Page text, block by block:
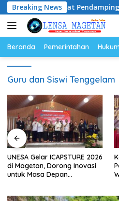
Langsung
ke
konten
Breaking News
Siap Perkuat Pendampingan
Beranda Pemerintahan
Guru dan Siswi Tenggelam
UNESA Gelar ICAPSTURE 2026
di Magetan, Dorong Inovasi
untuk Masa Depan